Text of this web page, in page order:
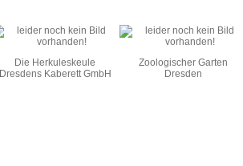
Die Herkuleskeule
Dresdens Kaberett GmbH
Zoologischer Garten
Dresden